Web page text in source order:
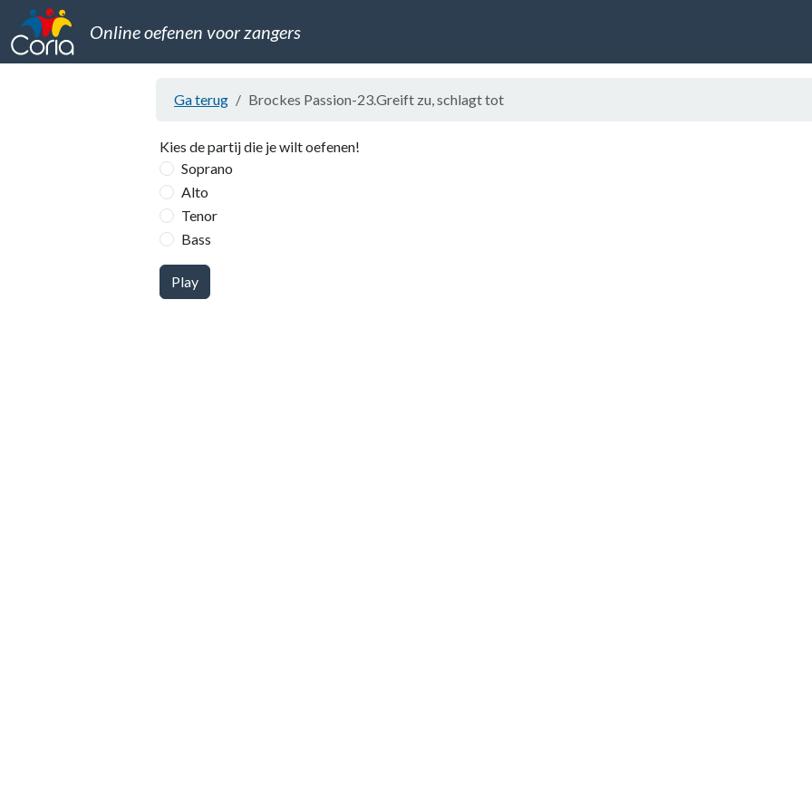
Online oefenen voor zangers
Ga terug Brockes Passion-23.Greift zu, schlagt tot
Kies de partij die je wilt oefenen!
Soprano
Alto
Tenor
Bass
Play